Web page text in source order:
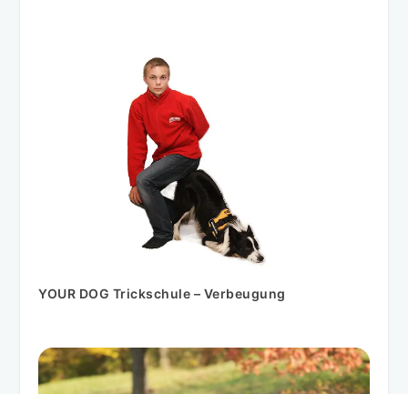
YOUR DOG Trickschule – Verbeugung